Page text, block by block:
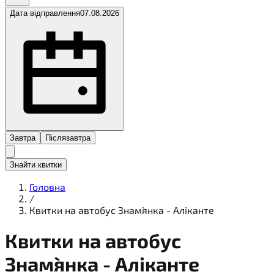
Дата відправлення07.08.2026
Завтра Післязавтра
Знайти квитки
Головна
/
Квитки на автобус Знам`янка - Аліканте
Квитки на автобус
Знам`янка - Аліканте